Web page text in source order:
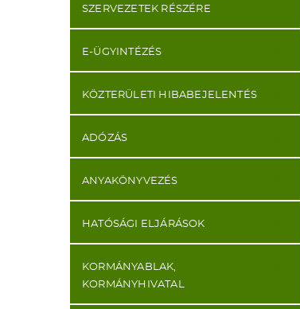
SZERVEZETEK RÉSZÉRE
E-ÜGYINTÉZÉS
KÖZTERÜLETI HIBABEJELENTÉS
ADÓZÁS
ANYAKÖNYVEZÉS
HATÓSÁGI ELJÁRÁSOK
KORMÁNYABLAK,
KORMÁNYHIVATAL